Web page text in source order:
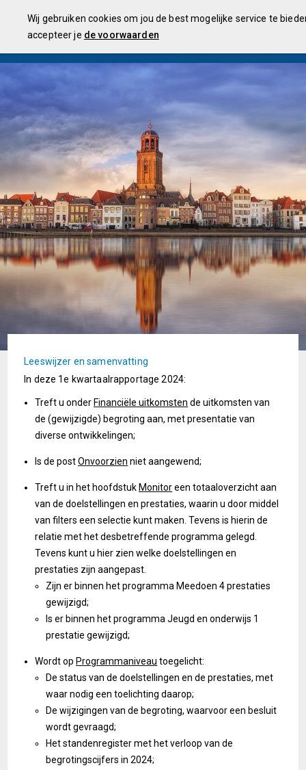
1e kwartaalrapportage 2024
Inleiding Financiële uitkomsten Monitor Programma's
Leeswijzer en samenvatting
In deze 1e kwartaalrapportage 2024:
Treft u onder Financiële uitkomsten de uitkomsten van
de (gewijzigde) begroting aan, met presentatie van
diverse ontwikkelingen;
Is de postOnvoorzien niet aangewend;
Treft u in het hoofdstuk Monitor een totaaloverzicht aan
van de doelstellingen en prestaties, waarin u door middel
van filters een selectie kunt maken. Tevens is hierin de
relatie met het desbetreffende programma gelegd.
Tevens kunt u hier zien welke doelstellingen en
prestaties zijn aangepast.
Zijn er binnen het programma Meedoen 4 prestaties
gewijzigd;
Is er binnen het programma Jeugd en onderwijs 1
prestatie gewijzigd;
Wordt op Programmaniveau toegelicht:
De status van de doelstellingen en de prestaties, met
waar nodig een toelichting daarop;
De wijzigingen van de begroting, waarvoor een besluit
wordt gevraagd;
Het standenregister met het verloop van de
begrotingscijfers in 2024;
Wij gebruiken cookies om jou de best mogelijke service te
accepteer je de voorwaarden